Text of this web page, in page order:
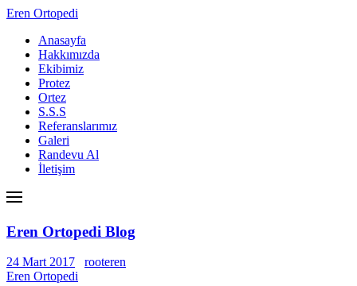
Eren Ortopedi
Anasayfa
Hakkımızda
Ekibimiz
Protez
Ortez
S.S.S
Referanslarımız
Galeri
Randevu Al
İletişim
Eren Ortopedi Blog
24 Mart 2017
rooteren
Eren Ortopedi